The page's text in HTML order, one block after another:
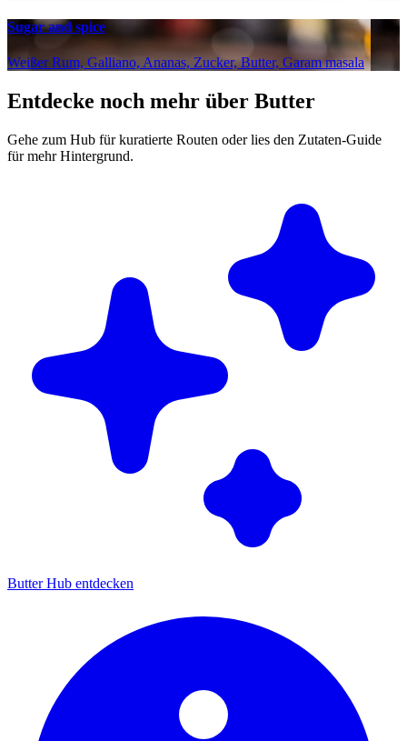
Sugar and spice
Weißer Rum, Galliano, Ananas, Zucker, Butter, Garam masala
Entdecke noch mehr über Butter
Gehe zum Hub für kuratierte Routen oder lies den Zutaten-Guide
für mehr Hintergrund.
Butter Hub entdecken